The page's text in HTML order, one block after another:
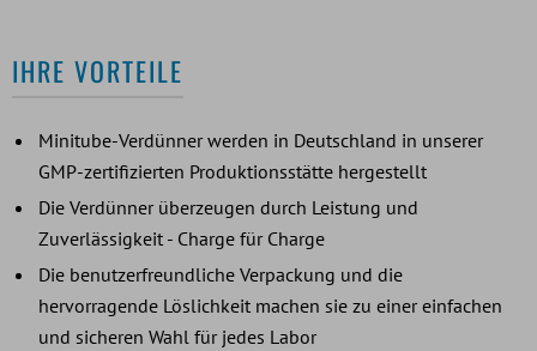
IHRE VORTEILE
Minitube-Verdünner werden in Deutschland in unserer
GMP-zertifizierten Produktionsstätte hergestellt
Die Verdünner überzeugen durch Leistung und
Zuverlässigkeit - Charge für Charge
Die benutzerfreundliche Verpackung und die
hervorragende Löslichkeit machen sie zu einer einfachen
und sicheren Wahl für jedes Labor